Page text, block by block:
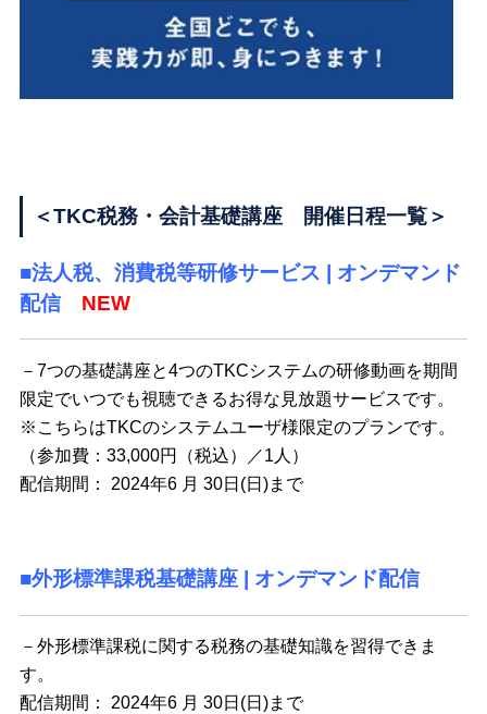
＜TKC税務・会計基礎講座 開催日程一覧＞
■法人税、消費税等研修サービス | オンデマンド
配信
NEW
－7つの基礎講座と4つのTKCシステムの研修動画を期間
限定でいつでも視聴できるお得な見放題サービスです。
※こちらはTKCのシステムユーザ様限定のプランです。
（参加費：33,000円（税込）／1人）
配信期間： 2024年6 月 30日(日)まで
■外形標準課税基礎講座 | オンデマンド配信
－外形標準課税に関する税務の基礎知識を習得できま
す。
配信期間： 2024年6 月 30日(日)まで